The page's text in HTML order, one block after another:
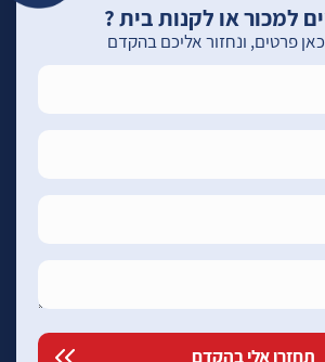
למכור או לקנות בית ?
פרטים, ונחזור אליכם בהקדם